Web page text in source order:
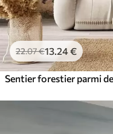
22.07€13 .24€